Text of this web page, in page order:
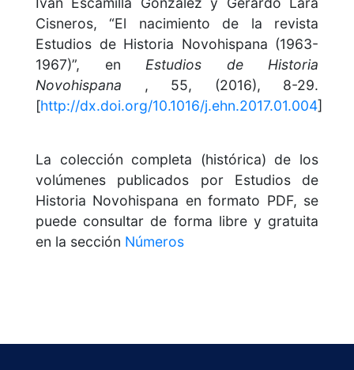
Cisneros, “El nacimiento de la revista
Estudios de Historia Novohispana (1963-
1967)”, en Estudios de Historia
Novohispana , 55, (2016), 8-29.
[http://dx.doi.org/10.1016/j.ehn.2017.01.004]
La colección completa (histórica) de los
volúmenes publicados por Estudios de
Historia Novohispana en formato PDF, se
puede consultar de forma libre y gratuita
en la sección Números